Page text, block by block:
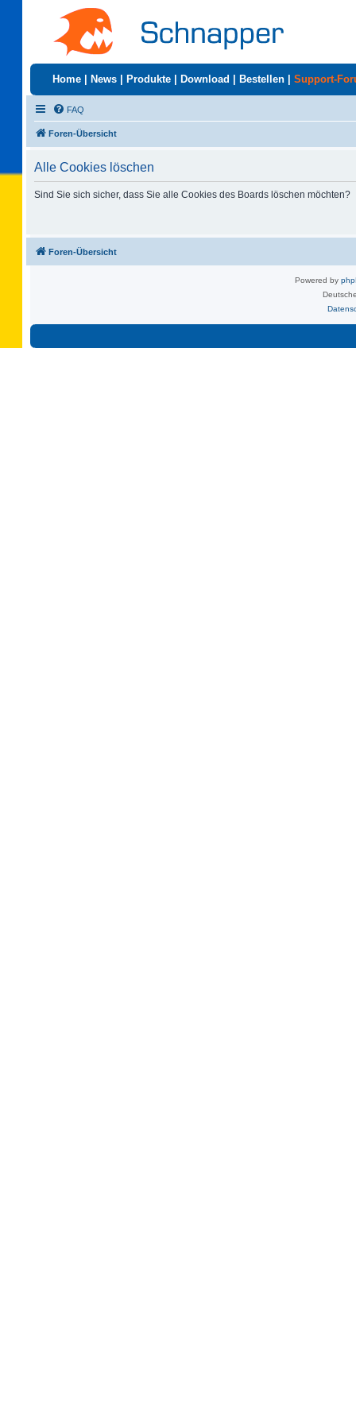
Home News Produkte Download Bestellen Support-
FAQ
Foren-Übersicht
Alle Cookies löschen
Sind Sie sich sicher, dass Sie alle Cookies des Boards löschen möchten?
Foren-Übersicht
Powered by